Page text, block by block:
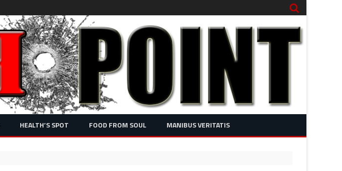
Skip
content
HEALTH’S SPOT FOOD FROM SOUL MANIBUS VERITATIS